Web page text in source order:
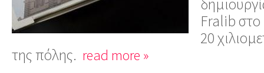
Fralib
20
της πόλης. read more »